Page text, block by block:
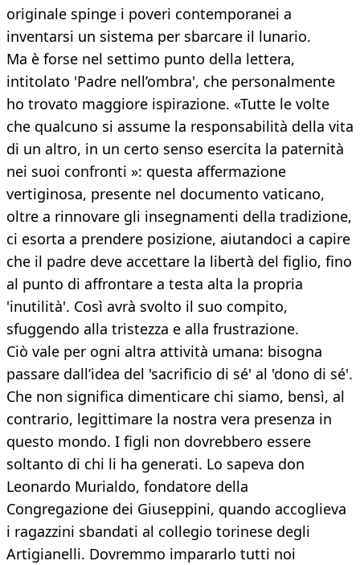
originale spinge i poveri contemporanei a
inventarsi un sistema per sbarcare il lunario.
Ma è forse nel settimo punto della lettera,
intitolato 'Padre nell’ombra', che personalmente
ho trovato maggiore ispirazione. «Tutte le volte
che qualcuno si assume la responsabilità della vita
di un altro, in un certo senso esercita la paternità
nei suoi confronti »: questa affermazione
vertiginosa, presente nel documento vaticano,
oltre a rinnovare gli insegnamenti della tradizione,
ci esorta a prendere posizione, aiutandoci a capire
che il padre deve accettare la libertà del figlio, fino
al punto di affrontare a testa alta la propria
'inutilità'. Così avrà svolto il suo compito,
sfuggendo alla tristezza e alla frustrazione.
Ciò vale per ogni altra attività umana: bisogna
passare dall’idea del 'sacrificio di sé' al 'dono di sé'.
Che non significa dimenticare chi siamo, bensì, al
contrario, legittimare la nostra vera presenza in
questo mondo. I figli non dovrebbero essere
soltanto di chi li ha generati. Lo sapeva don
Leonardo Murialdo, fondatore della
Congregazione dei Giuseppini, quando accoglieva
i ragazzini sbandati al collegio torinese degli
Artigianelli. Dovremmo impararlo tutti noi